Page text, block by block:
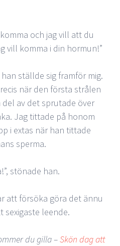
och jag vill att du
vill komma i din hormun!”
ställde sig framför mig.
när den första strålen
del av det sprutade över
Jag tittade på honom
i extas när han tittade
sperma.
stönade han.
att försöka göra det ännu
sexigaste leende.
du gilla –Skön dag att